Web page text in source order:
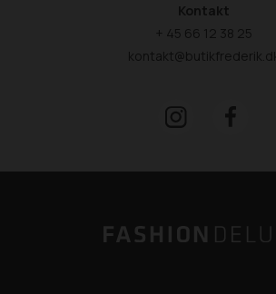
Kontakt
+ 45 66 12 38 25
kontakt@butikfrederik.dk